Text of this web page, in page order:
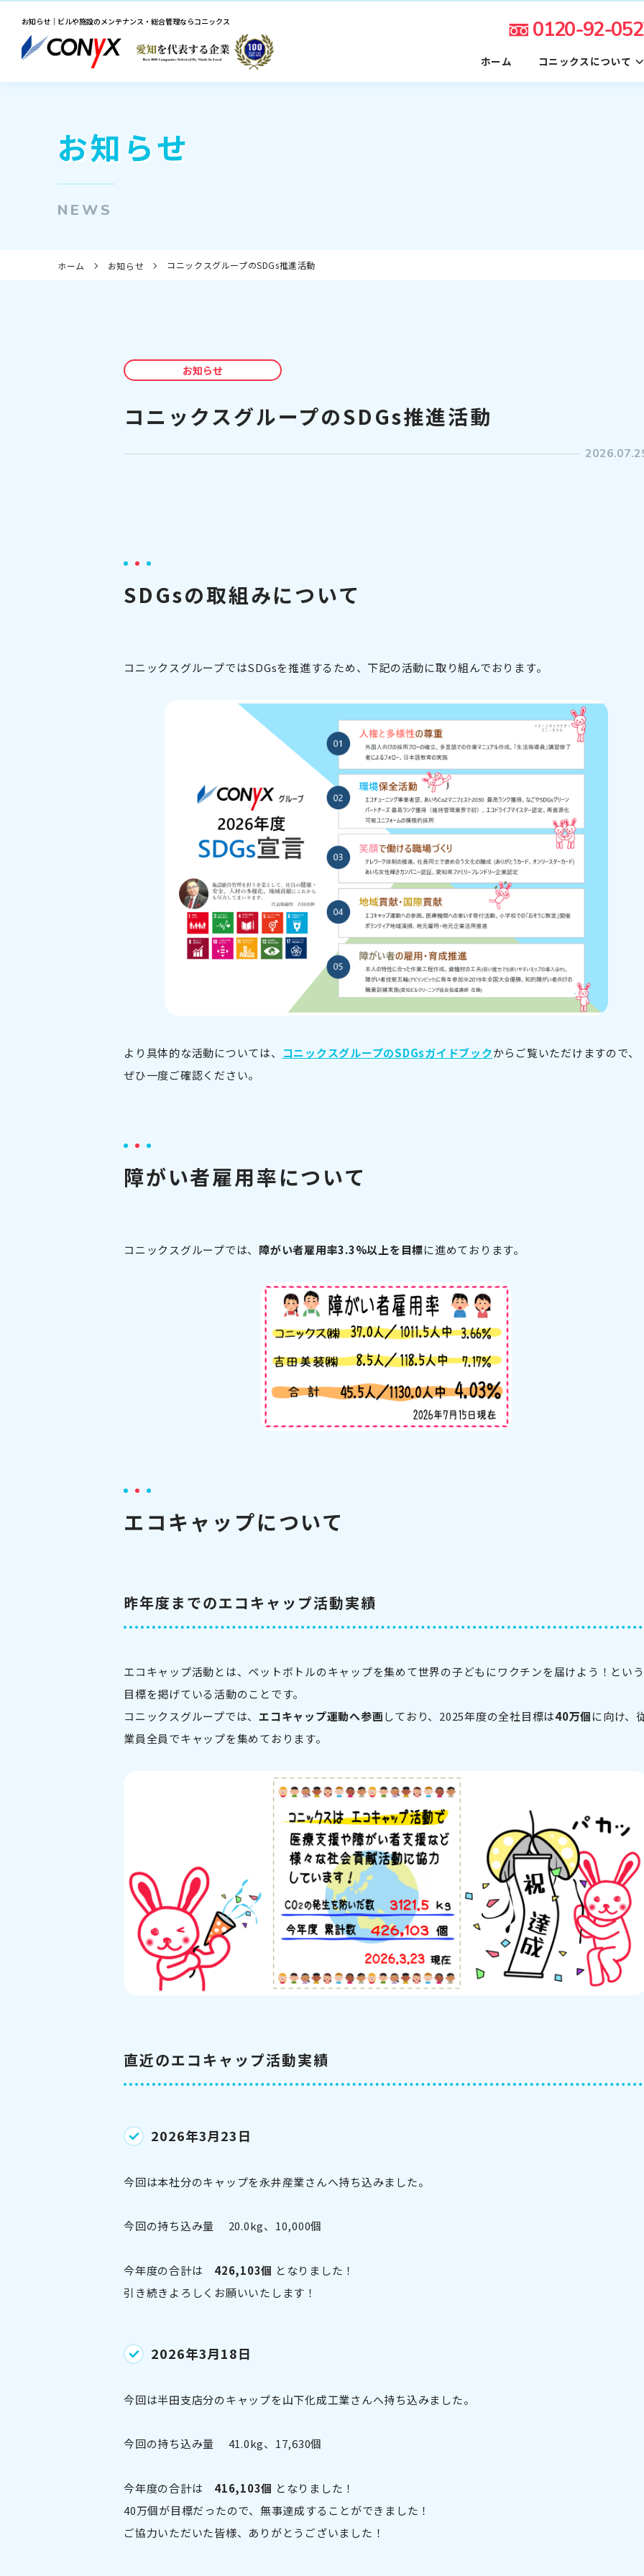
0120-92-
お知らせ｜ビルや施設のメンテナンス・総合管理ならコニックス
ホーム コニックスについて
お知らせ
NEWS
ホーム お知らせ コニックスグループのSDGs推進活動
お知らせ
コニックスグループのSDGs推進活動
SDGsの取組みについて
コニックスグループではSDGsを推進するため、下記の活動に取り組んでおります。
より具体的な活動については、 コニックスグループのSDGsガイドブックからご覧いただけますので、
ぜひ一度ご確認ください。
障がい者雇用率について
コニックスグループでは、 障がい者雇用率3.3%以上を目標に進めております。
エコキャップについて
昨年度までのエコキャップ活動実績
エコキャップ活動とは、ペットボトルのキャップを集めて世界の子どもにワクチンを届けよう！という
目標を掲げている活動のことです。
コニックスグループでは、 エコキャップ運動へ参画しており、2025年度の全社目標は40万個に向け、
業員全員でキャップを集めております。
直近のエコキャップ活動実績
2026年3月23日
今回は本社分のキャップを永井産業さんへ持ち込みました。
今回の持ち込み量 20.0kg、10,000個
今年度の合計は 426,103個 となりました！
引き続きよろしくお願いいたします！
2026年3月18日
今回は半田支店分のキャップを山下化成工業さんへ持ち込みました。
今回の持ち込み量 41.0kg、17,630個
今年度の合計は 416,103個 となりました！
40万個が目標だったので、無事達成することができました！
ご協力いただいた皆様、ありがとうございました！